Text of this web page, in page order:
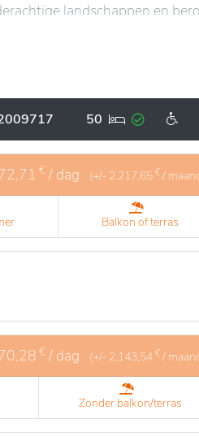
landschappen en
aangepast aan ieders
onderhouden tuinen. De
lounges en diverse
en zorgzaam
individuele behoeften.
50
€ / dag (+/- 2.217,65 € /
Balkon of terras
€ / dag (+/- 2.143,54 € /
Zonder balkon/terras